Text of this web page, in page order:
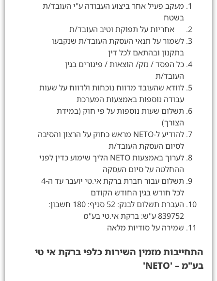
מעקב פעיל אחר ביצוע העבודה ע"י העובד/ת
בשטח
אחריות על תפוקת וטיב העובד/ת
לשמור על תנאי העסקת העובד/ת שנקבעו
בתקנון ובהתאם לכל דין
כל הפסד / נזק/ הוצאות / פיגורים בגין
העובד/ת
לוודא שהעובד מדווח נוכחות ולדווח על שעות
עבודה נוספות באמצעות המערכת
תשלום שעות נוספות על פי חוק (במידת
הצורך)
להודיע ל-NETO מראש כחוק על הרצון והסיבה
לסיום העסקת העובד/ת
לערוך באמצעות NETO הליך שימוע כדין לפני
ההחלטה על סיום העסקה
תשלום עבור חברת ברקת אי.טי יועבר עד ה-4
לכל חודש בגין החודש הקודם
העברת תשלום לבנק: 52 סניף: 180 חשבון:
839752 ע"ש: ברקת אי.טי בע"מ
שמירה על סודיות מלאה
התחייבות מזמין השירות כלפי ברקת אי טי
בע"מ – 'NETO'